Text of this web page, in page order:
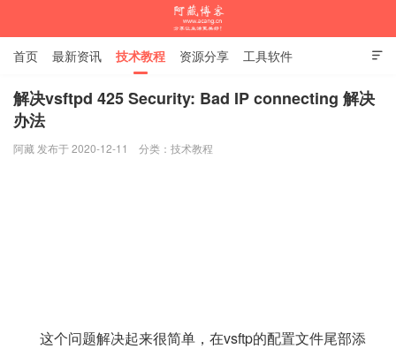
阿藏博客

首页 最新资讯 技术教程 资源分享 工具软件
杂谈随笔
解决vsftpd 425 Security: Bad IP connecting 解决
办法
阿藏 发布于 2020-12-11 分类： 技术教程
这个问题解决起来很简单，在vsftp的配置文件尾部添